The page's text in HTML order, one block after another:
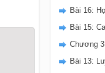
Bài 16:
Bài 15:
Chương